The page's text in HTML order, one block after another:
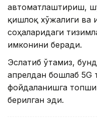
автоматлаштириш,
қишлоқ хўжалиги ва
соҳаларидаги
имконини беради.
Эслатиб ўтамиз,
апрелдан бошлаб 5G
фойдаланишга
берилган эди.